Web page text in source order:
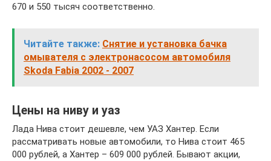
670 и 550 тысяч соответственно.
Читайте также: Снятие и установка бачка
омывателя с электронасосом автомобиля
Skoda Fabia 2002 - 2007
Цены на ниву и уаз
Лада Нива стоит дешевле, чем УАЗ Хантер. Если
рассматривать новые автомобили, то Нива стоит 465
000 рублей, а Хантер – 609 000 рублей. Бывают акции,